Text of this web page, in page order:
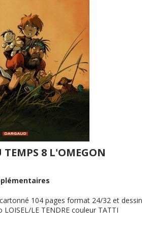
TEMPS 8 L'OMEGON
104 pages format 24/32 et dessin
LOISEL/LE TENDRE couleur TATTI